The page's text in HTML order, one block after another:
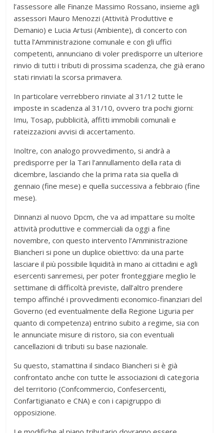
l’assessore alle Finanze Massimo Rossano, insieme agli
assessori Mauro Menozzi (Attività Produttive e
Demanio) e Lucia Artusi (Ambiente), di concerto con
tutta l’Amministrazione comunale e con gli uffici
competenti, annunciano di voler predisporre un ulteriore
rinvio di tutti i tributi di prossima scadenza, che già erano
stati rinviati la scorsa primavera.
In particolare verrebbero rinviate al 31/12 tutte le
imposte in scadenza al 31/10, ovvero tra pochi giorni:
Imu, Tosap, pubblicità, affitti immobili comunali e
rateizzazioni avvisi di accertamento.
Inoltre, con analogo provvedimento, si andrà a
predisporre per la Tari l’annullamento della rata di
dicembre, lasciando che la prima rata sia quella di
gennaio (fine mese) e quella successiva a febbraio (fine
mese).
Dinnanzi al nuovo Dpcm, che va ad impattare su molte
attività produttive e commerciali da oggi a fine
novembre, con questo intervento l’Amministrazione
Biancheri si pone un duplice obiettivo: da una parte
lasciare il più possibile liquidità in mano ai cittadini e agli
esercenti sanremesi, per poter fronteggiare meglio le
settimane di difficoltà previste, dall’altro prendere
tempo affinché i provvedimenti economico-finanziari del
Governo (ed eventualmente della Regione Liguria per
quanto di competenza) entrino subito a regime, sia con
le annunciate misure di ristoro, sia con eventuali
cancellazioni di tributi su base nazionale.
Su questo, stamattina il sindaco Biancheri si è già
confrontato anche con tutte le associazioni di categoria
del territorio (Confcommercio, Confesercenti,
Confartigianato e CNA) e con i capigruppo di
opposizione.